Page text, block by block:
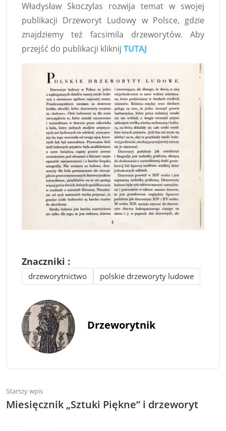
Władysław Skoczylas rozwija temat w swojej
publikacji Drzeworyt Ludowy w Polsce, gdzie
znajdziemy też facsimila drzeworytów. Aby
przejść do publikacji kliknij TUTAJ
Znaczniki :
drzeworytnictwo polskie drzeworyty ludowe
Drzeworytnik
Starszy wpis
Miesięcznik „Sztuki Piękne” i drzeworyt